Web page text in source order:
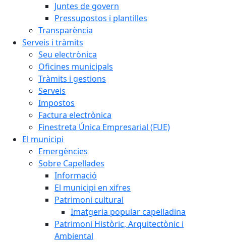
Juntes de govern
Pressupostos i plantilles
Transparència
Serveis i tràmits
Seu electrònica
Oficines municipals
Tràmits i gestions
Serveis
Impostos
Factura electrònica
Finestreta Única Empresarial (FUE)
El municipi
Emergències
Sobre Capellades
Informació
El municipi en xifres
Patrimoni cultural
Imatgeria popular capelladina
Patrimoni Històric, Arquitectònic i
Ambiental